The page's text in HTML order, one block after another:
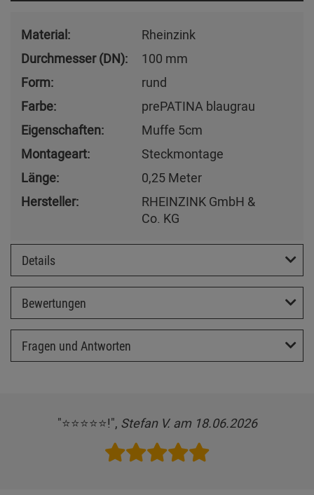
Material:
Rheinzink
Durchmesser (DN):
100 mm
Form:
rund
Farbe:
prePATINA blaugrau
Eigenschaften:
Muffe 5cm
Montageart:
Steckmontage
Länge:
0,25 Meter
Hersteller:
RHEINZINK GmbH &
Co. KG
Details
Bewertungen
Fragen und Antworten
"⭐️⭐️⭐️⭐️⭐️!", Stefan V. am 18.06.2026